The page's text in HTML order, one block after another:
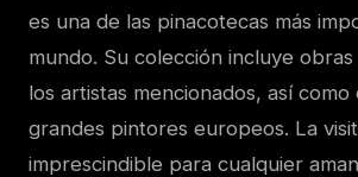
es una de las pinacotecas más
mundo. Su colección incluye
los artistas mencionados, así como
grandes pintores europeos. La
imprescindible para cualquier